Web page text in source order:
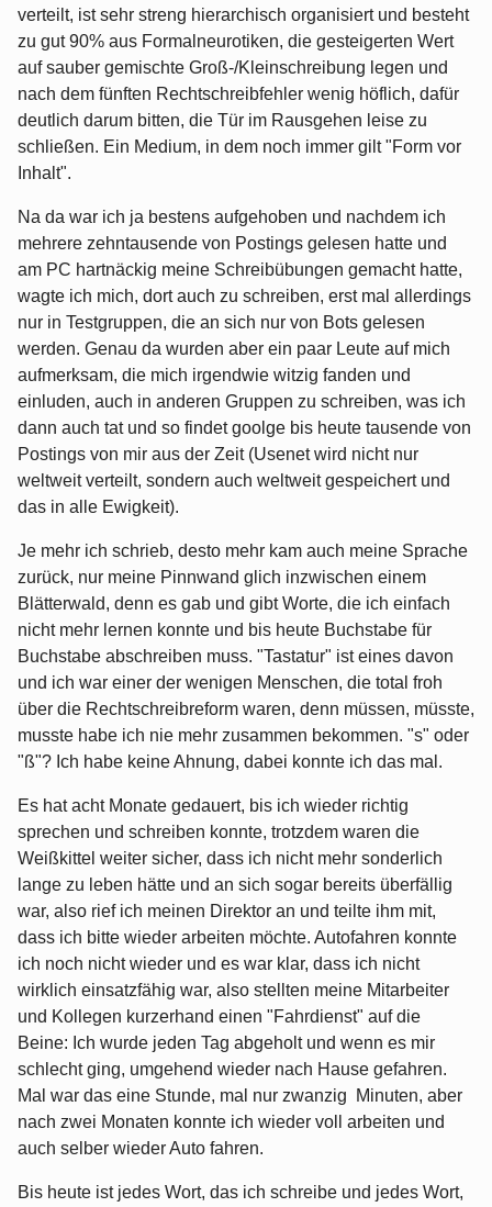
verteilt, ist sehr streng hierarchisch organisiert und besteht
zu gut 90% aus Formalneurotiken, die gesteigerten Wert
auf sauber gemischte Groß-/Kleinschreibung legen und
nach dem fünften Rechtschreibfehler wenig höflich, dafür
deutlich darum bitten, die Tür im Rausgehen leise zu
schließen. Ein Medium, in dem noch immer gilt "Form vor
Inhalt".
Na da war ich ja bestens aufgehoben und nachdem ich
mehrere zehntausende von Postings gelesen hatte und
am PC hartnäckig meine Schreibübungen gemacht hatte,
wagte ich mich, dort auch zu schreiben, erst mal allerdings
nur in Testgruppen, die an sich nur von Bots gelesen
werden. Genau da wurden aber ein paar Leute auf mich
aufmerksam, die mich irgendwie witzig fanden und
einluden, auch in anderen Gruppen zu schreiben, was ich
dann auch tat und so findet goolge bis heute tausende von
Postings von mir aus der Zeit (Usenet wird nicht nur
weltweit verteilt, sondern auch weltweit gespeichert und
das in alle Ewigkeit).
Je mehr ich schrieb, desto mehr kam auch meine Sprache
zurück, nur meine Pinnwand glich inzwischen einem
Blätterwald, denn es gab und gibt Worte, die ich einfach
nicht mehr lernen konnte und bis heute Buchstabe für
Buchstabe abschreiben muss. "Tastatur" ist eines davon
und ich war einer der wenigen Menschen, die total froh
über die Rechtschreibreform waren, denn müssen, müsste,
musste habe ich nie mehr zusammen bekommen. "s" oder
"ß"? Ich habe keine Ahnung, dabei konnte ich das mal.
Es hat acht Monate gedauert, bis ich wieder richtig
sprechen und schreiben konnte, trotzdem waren die
Weißkittel weiter sicher, dass ich nicht mehr sonderlich
lange zu leben hätte und an sich sogar bereits überfällig
war, also rief ich meinen Direktor an und teilte ihm mit,
dass ich bitte wieder arbeiten möchte. Autofahren konnte
ich noch nicht wieder und es war klar, dass ich nicht
wirklich einsatzfähig war, also stellten meine Mitarbeiter
und Kollegen kurzerhand einen "Fahrdienst" auf die
Beine: Ich wurde jeden Tag abgeholt und wenn es mir
schlecht ging, umgehend wieder nach Hause gefahren.
Mal war das eine Stunde, mal nur zwanzig Minuten, aber
nach zwei Monaten konnte ich wieder voll arbeiten und
auch selber wieder Auto fahren.
Bis heute ist jedes Wort, das ich schreibe und jedes Wort,